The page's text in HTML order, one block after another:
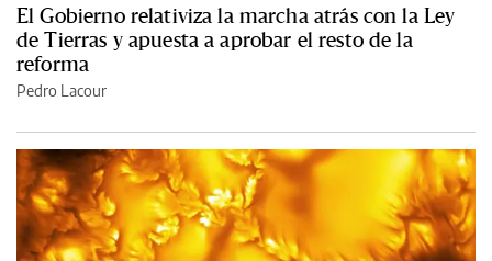
El Gobierno relativiza la marcha atrás con la Ley
de Tierras y apuesta a aprobar el resto de la
reforma
Pedro Lacour